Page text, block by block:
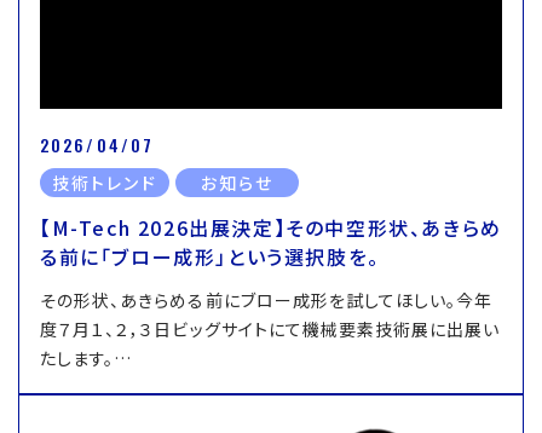
2026/04/07
技術トレンド お知らせ
【M-Tech 2026出展決定】その中空形状、あきらめ
る前に「ブロー成形」という選択肢を。
その形状、あきらめる前にブロー成形を試してほしい。今年
度７月１、２，３日ビッグサイトにて機械要素技術展に出展い
たします。…